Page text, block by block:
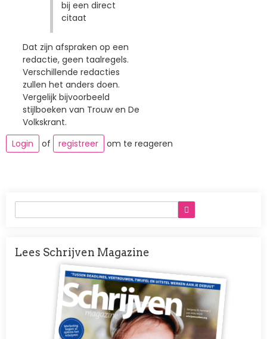
bij een direct
citaat
Dat zijn afspraken op een
redactie, geen taalregels.
Verschillende redacties
zullen het anders doen.
Vergelijk bijvoorbeeld
stijlboeken van Trouw en De
Volkskrant.
Login
of registreer om te reageren
Lees Schrijven Magazine
Afbeelding